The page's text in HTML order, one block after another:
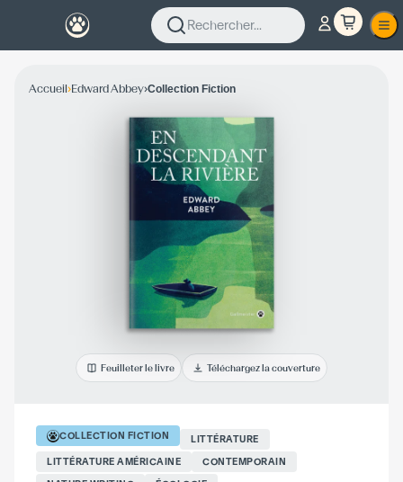
Rechercher...
Accueil›Edward Abbey›Collection Fiction
Feuilleter le livre Téléchargez la couverture
COLLECTION FICTION
LITTÉRATURE
LITTÉRATURE AMÉRICAINE
CONTEMPORAIN